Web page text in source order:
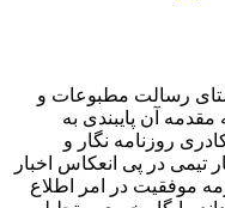
رسالت مطبوعات و
آن پایبندی به
روزنامه نگار و
تیمی در پی انعکاس اخبار
موفقیت در امر اطلاع